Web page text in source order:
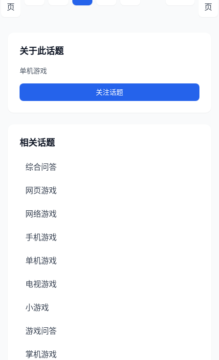
页
页
关于此话题
单机游戏
关注话题
相关话题
综合问答
网页游戏
网络游戏
手机游戏
单机游戏
电视游戏
小游戏
游戏问答
掌机游戏